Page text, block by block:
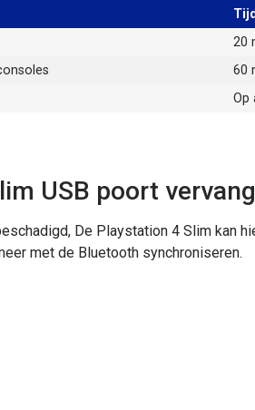
20
60
Op
USB poort
De Playstation 4 Slim kan
met de Bluetooth synchroniseren.